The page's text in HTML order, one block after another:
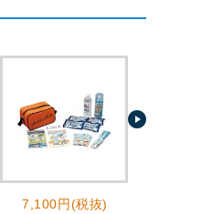
7,100円(税抜)